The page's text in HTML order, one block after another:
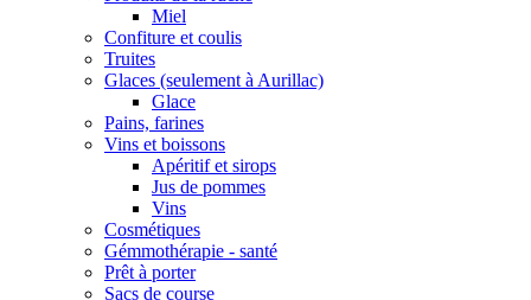
Miel
Confiture et coulis
Truites
Glaces (seulement à Aurillac)
Glace
Pains, farines
Vins et boissons
Apéritif et sirops
Jus de pommes
Vins
Cosmétiques
Gémmothérapie - santé
Prêt à porter
Sacs de course